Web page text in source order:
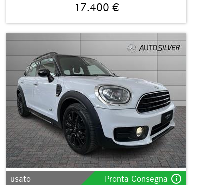
17.400 €
usato Pronta Consegna info_outline